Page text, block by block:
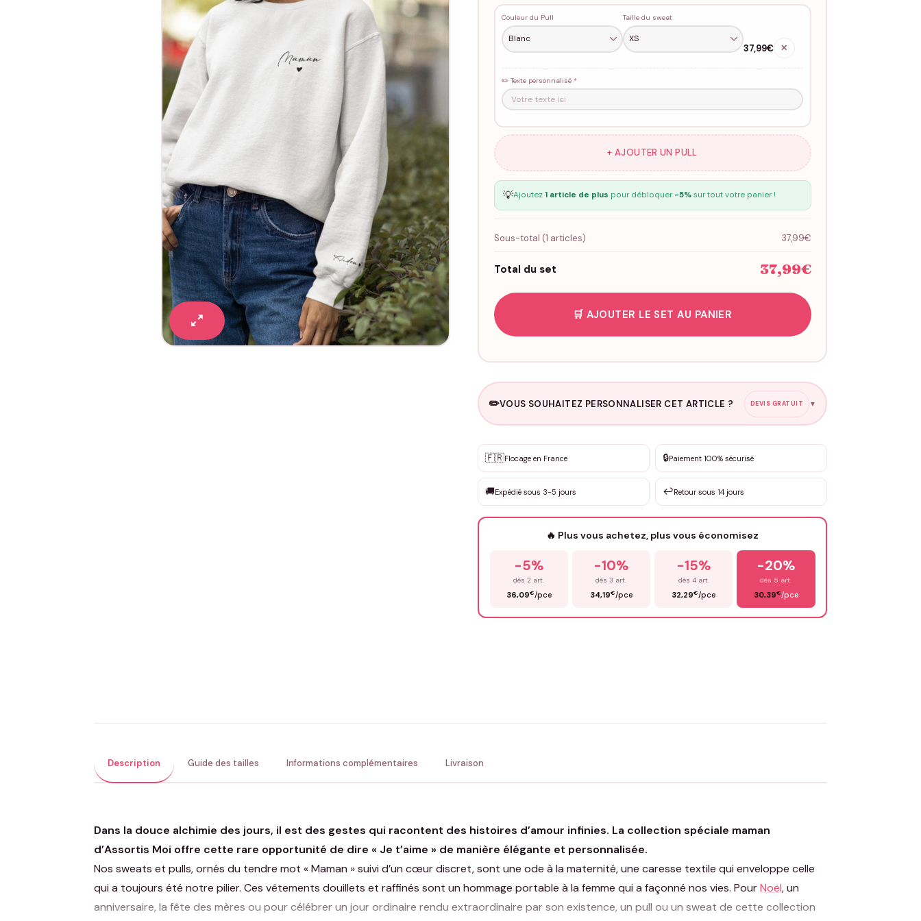
Couleur du Pull Taille du sweat
37,99€ ✕
✏️ Texte personnalisé *
+ AJOUTER UN PULL
💡Ajoutez 1 article de plus pour débloquer -5%sur tout votre panier !
Sous-total (1 articles) 37,99€
Total du set 37,99€
🛒 AJOUTER LE SET AU PANIER
✏️VOUS SOUHAITEZ PERSONNALISER CET ARTICLE ? DEVIS GRATUIT ▼
✨ Personnalisation sur mesure
DEVIS GRATUIT · Personnalisation de 3 à 10€ selon la demande
Que souhaitez-vous ?
🇫🇷Flocage en France 🔒Paiement 100% sécurisé
🚚Expédié sous 3-5 jours ↩️Retour sous 14 jours
🔥 Plus vous achetez, plus vous économisez
-5%
dès 2 art.
36,09€/pce
-10%
dès 3 art.
34,19€/pce
-15%
dès 4 art.
32,29€/pce
-20%
dès 5 art.
30,39€/pce
Description Guide des tailles Informations complémentaires Livraison
Dans la douce alchimie des jours, il est des gestes qui racontent des histoires d’amour infinies. La collection spéciale maman
d’Assortis Moi offre cette rare opportunité de dire « Je t’aime » de manière élégante et personnalisée.
Nos sweats et pulls, ornés du tendre mot « Maman » suivi d’un cœur discret, sont une ode à la maternité, une caresse textile qui enveloppe celle
qui a toujours été notre pilier. Ces vêtements douillets et raffinés sont un hommage portable à la femme qui a façonné nos vies. PourNoël, un
anniversaire, la fête des mères ou pour célébrer un jour ordinaire rendu extraordinaire par son existence, un pull ou un sweat de cette collection